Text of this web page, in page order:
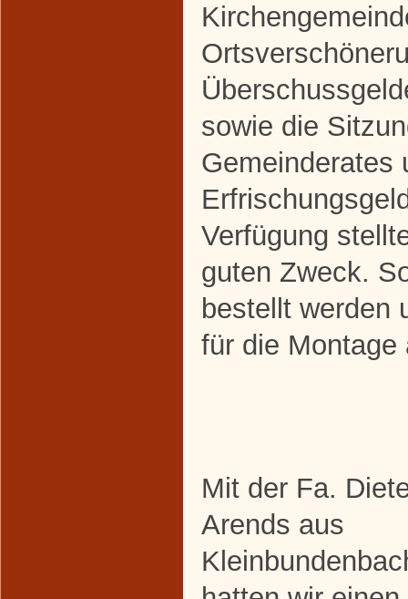
sowie die
Gemeinderates
Verfügung
guten Zweck.
bestellt werden
für die Montage
Mit der Fa.
Arends aus